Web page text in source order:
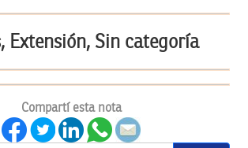
Extensión, Sin categoría
Compartí esta nota